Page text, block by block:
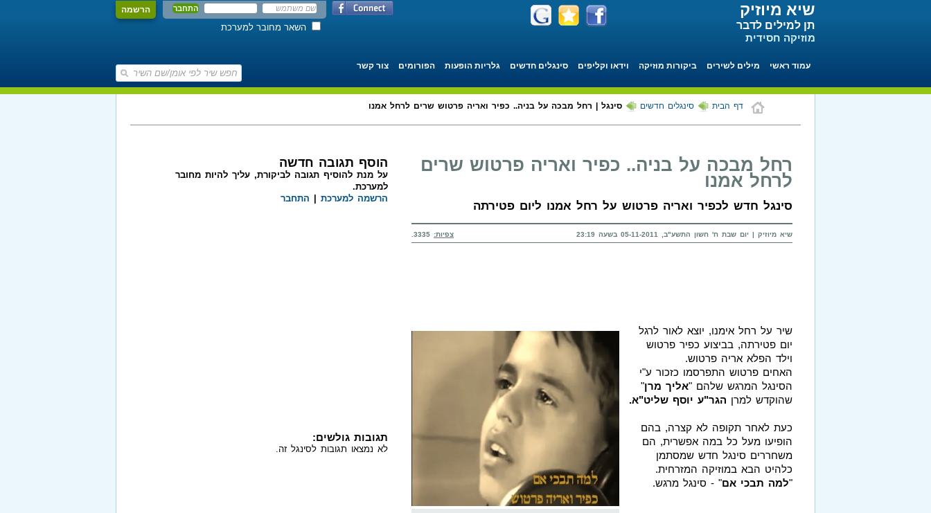
הרשמה
השאר מחובר למערכת
שיא מיוזיק
תן למילים לדבר
מוזיקה חסידית
עמוד ראשי מילים לשירים ביקורות מוזיקה וידאו וקליפים סינגלים חדשים גלריות הופעות הפורומים צור קשר
דף הבית סינגלים חדשים סינגל | רחל מבכה על בניה.. כפיר ואריה פרטוש שרים לרחל אמנו
רחל מבכה על בניה.. כפיר ואריה פרטוש שרים
לרחל אמנו
סינגל חדש לכפיר ואריה פרטוש על רחל אמנו ליום פטירתה
שיא מיוזיק | יום שבת ח' חשון התשע"ב, 05-11-2011 בשעה 23:19 צפיות:
שיר על רחל אימנו, יוצא לאור לרגל
יום פטירתה, בביצוע כפיר פרטוש
וילד הפלא אריה פרטוש.
האחים פרטוש התפרסמו כזכור ע"י
הסינגל המרגש שלהם "אליך מרן"
שהוקדש למרן הגר"ע יוסף שליט"א.
כעת לאחר תקופה לא קצרה, בהם
הופיעו מעל כל במה אפשרית, הם
משחררים סינגל חדש שמסתמן
כלהיט הבא במוזיקה המזרחית.
"למה תבכי אם" - סינגל מרגש.
הוסף תגובה חדשה
על מנת להוסיף תגובה לביקורת, עליך להיות מחובר
למערכת.
הרשמה למערכת
התחבר
תגובות גולשים:
לא נמצאו תגובות לסינגל זה.